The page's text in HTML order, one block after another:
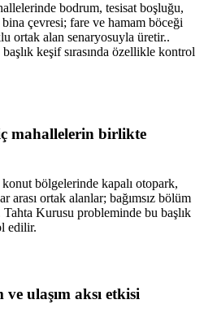
bodrum, tesisat boşluğu,
çevresi; fare ve hamam böceği
ortak alan senaryosuyla üretir..
keşif sırasında özellikle kontrol
mahallelerin birlikte
bölgelerinde kapalı otopark,
arası ortak alanlar; bağımsız bölüm
Kurusu probleminde bu başlık
edilir.
ulaşım aksı etkisi